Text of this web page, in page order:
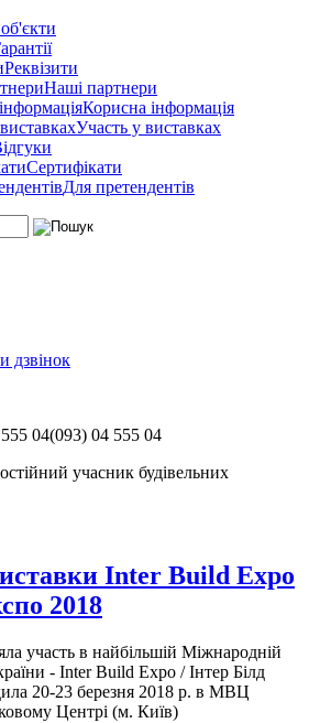
Реквізити
Наші партнери
Корисна інформація
Участь у виставках
Сертифікати
Для претендентів
дзвінок
04(093) 04 555 04
учасник будівельних
Inter Build Expo
2018
участь в найбільшій Міжнародній
- Inter Build Expo / Інтер Білд
20-23 березня 2018 р. в МВЦ
Центрі (м. Київ)